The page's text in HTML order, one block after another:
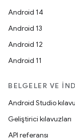
Android 14
Android 13
Android 12
Android 11
BELGELER VE
Android Studio
Geliştirici kılavuzları
API referansı